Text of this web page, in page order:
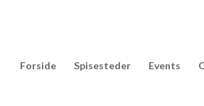
Forside Spisesteder Events